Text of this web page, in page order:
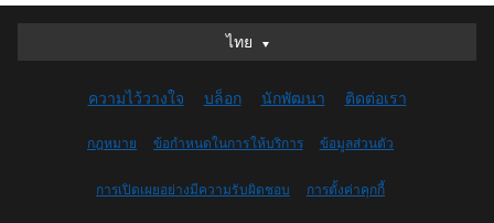
ไทย
ไทย
English (UK)
English (US)
Français (Canada)
ความไว้วางใจ บล็อก นักพัฒนา ติดต่อเรา
กฎหมาย ข้อกำหนดในการให้บริการ ข้อมูลส่วนตัว
การเปิดเผยอย่างมีความรับผิดชอบ การตั้งค่าคุกกี้